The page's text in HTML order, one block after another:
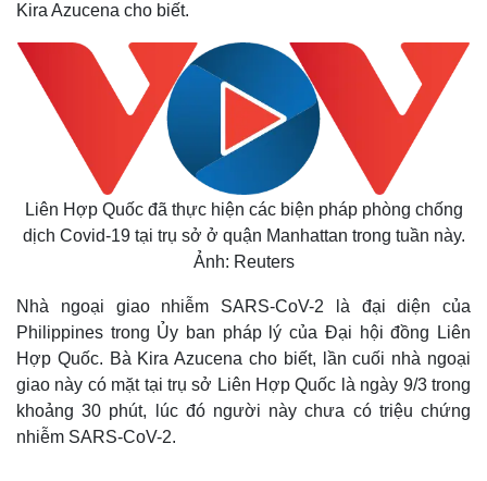
Kira Azucena cho biết.
Liên Hợp Quốc đã thực hiện các biện pháp phòng chống
dịch Covid-19 tại trụ sở ở quận Manhattan trong tuần này.
Ảnh: Reuters
Nhà ngoại giao nhiễm SARS-CoV-2 là đại diện của
Philippines trong Ủy ban pháp lý của Đại hội đồng Liên
Hợp Quốc. Bà Kira Azucena cho biết, lần cuối nhà ngoại
giao này có mặt tại trụ sở Liên Hợp Quốc là ngày 9/3 trong
khoảng 30 phút, lúc đó người này chưa có triệu chứng
nhiễm SARS-CoV-2.